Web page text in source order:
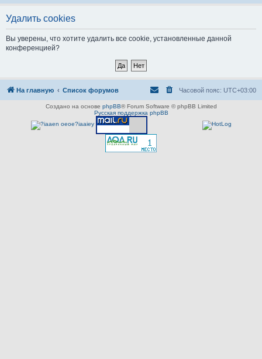
Удалить cookies
Вы уверены, что хотите удалить все cookie, установленные данной
конференцией?
На главную Список форумов Часовой пояс: UTC+03:00
Создано на основе phpBB® Forum Software © phpBB Limited
Русская поддержка phpBB